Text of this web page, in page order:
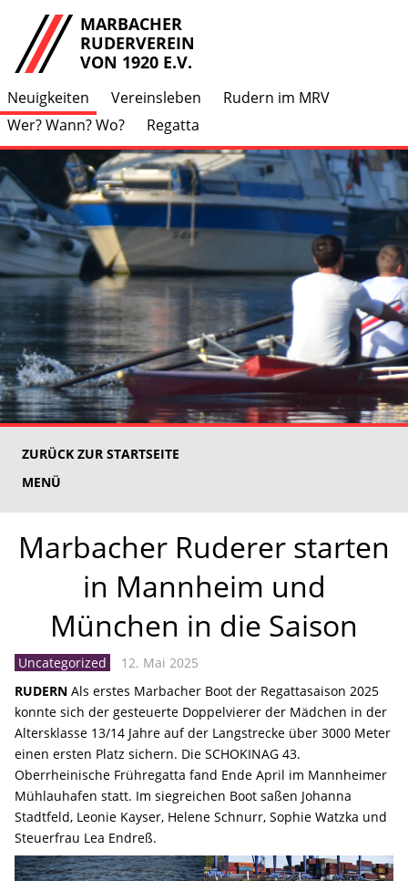
MARBACHER
RUDERVEREIN
VON 1920 E.V.
Neuigkeiten Vereinsleben
Rudern im MRV
Wer? Wann? Wo?
Regatta
ZURÜCK ZUR STARTSEITE
MENÜ
Marbacher Ruderer starten
in Mannheim und
München in die Saison
Uncategorized
12. Mai 2025
RUDERN Als erstes Marbacher Boot der Regattasaison 2025
konnte sich der gesteuerte Doppelvierer der Mädchen in der
Altersklasse 13/14 Jahre auf der Langstrecke über 3000 Meter
einen ersten Platz sichern. Die SCHOKINAG 43.
Oberrheinische Frühregatta fand Ende April im Mannheimer
Mühlauhafen statt. Im siegreichen Boot saßen Johanna
Stadtfeld, Leonie Kayser, Helene Schnurr, Sophie Watzka und
Steuerfrau Lea Endreß.